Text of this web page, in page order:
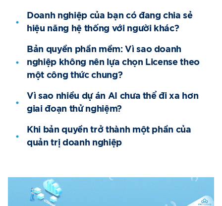
Doanh nghiệp của bạn có đang chia sẻ
hiệu năng hệ thống với người khác?
Bản quyền phần mềm: Vì sao doanh
nghiệp không nên lựa chọn License theo
một công thức chung?
Vì sao nhiều dự án AI chưa thể đi xa hơn
giai đoạn thử nghiệm?
Khi bản quyền trở thành một phần của
quản trị doanh nghiệp